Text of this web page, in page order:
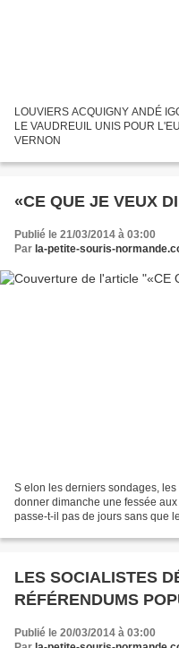
LOUVIERS ACQUIGNY ANDÉ
LE VAUDREUIL UNIS POUR
VERNON
«CE QUE JE VEUX
Publié le 21/03/2014 à 03:00
Par la-petite-souris-
S elon les derniers sondages,
donner dimanche une fessée
passe-t-il pas de jours sans que
LES SOCIALISTES
RÉFÉRENDUMS
Publié le 20/03/2014 à 03:00